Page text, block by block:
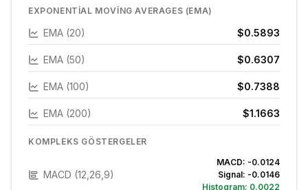
EXPONENTIAL MOVING AVERAGES (EMA)
EMA (20) $0.5893
EMA (50) $0.6307
EMA (100) $0.7388
EMA (200) $1.1663
KOMPLEKS GÖSTERGELER
MACD (12,26,9)
MACD: -0.0124
Signal: -0.0146
Histogram: 0.0022